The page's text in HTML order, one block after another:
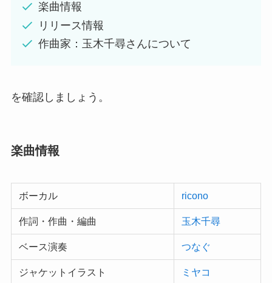
楽曲情報
リリース情報
作曲家：玉木千尋さんについて
を確認しましょう。
楽曲情報
ボーカル ricono
作詞・作曲・編曲 玉木千尋
ベース演奏 つなぐ
ジャケットイラスト ミヤコ